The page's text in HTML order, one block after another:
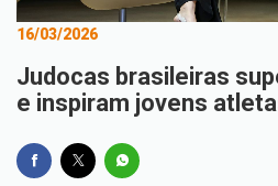
16/03/2026
Judocas brasileiras
e inspiram jovens